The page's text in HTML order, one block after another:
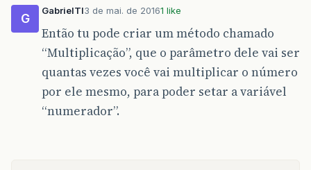
G
GabrielTI3 de mai. de 20161 like
Então tu pode criar um método chamado
“Multiplicação”, que o parâmetro dele vai ser
quantas vezes você vai multiplicar o número
por ele mesmo, para poder setar a variável
“numerador”.